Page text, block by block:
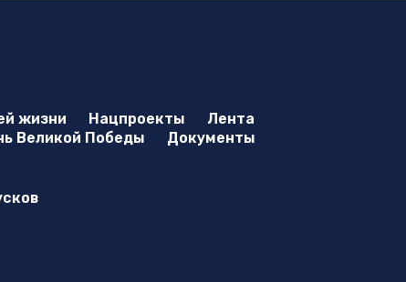
жизни Нацпроекты
Лента
Великой Победы
Документы